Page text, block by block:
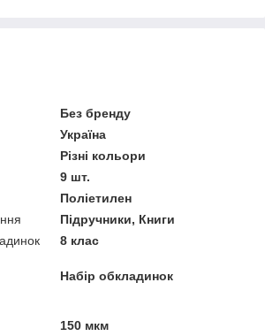
Без бренду
Україна
Різні кольори
9 шт.
Поліетилен
Підручники, Книги
8 клас
Набір обкладинок
150 мкм